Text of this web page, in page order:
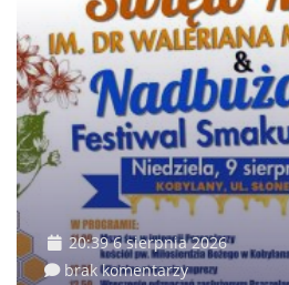
20:39 6 sierpnia 2026
brak komentarzy